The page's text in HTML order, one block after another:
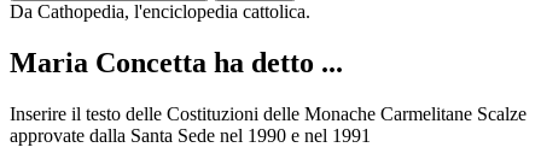
Da Cathopedia, l'enciclopedia cattolica.
Maria Concetta ha detto ...
Inserire il testo delle Costituzioni delle Monache Carmelitane Scalze
approvate dalla Santa Sede nel 1990 e nel 1991